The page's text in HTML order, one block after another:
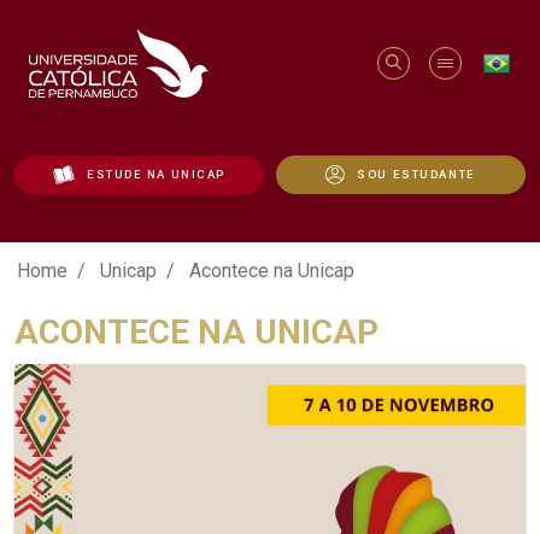
ESTUDE NA UNICAP SOU ESTUDANTE
Acontece na Unicap - Unicap
Home Unicap Acontece na Unicap
ACONTECE NA UNICAP